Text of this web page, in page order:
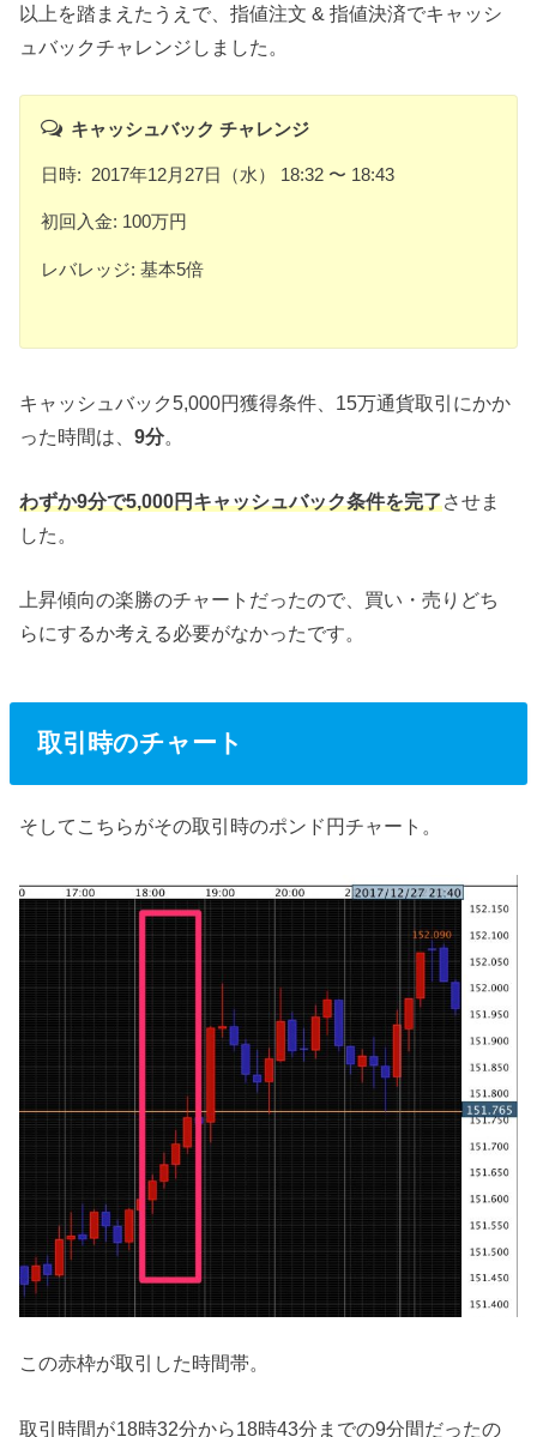
以上を踏まえたうえで、指値注文 & 指値決済でキャッシ
ュバックチャレンジしました。
キャッシュバック チャレンジ
日時: 2017年12月27日（水） 18:32 〜 18:43
初回入金: 100万円
レバレッジ: 基本5倍
キャッシュバック5,000円獲得条件、15万通貨取引にかか
った時間は、9分。
わずか9分で5,000円キャッシュバック条件を完了させま
した。
上昇傾向の楽勝のチャートだったので、買い・売りどち
らにするか考える必要がなかったです。
取引時のチャート
そしてこちらがその取引時のポンド円チャート。
この赤枠が取引した時間帯。
取引時間が18時32分から18時43分までの9分間だったの